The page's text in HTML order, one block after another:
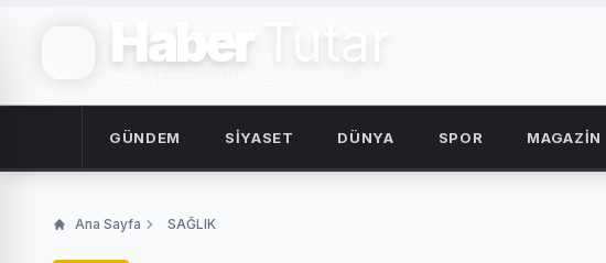
Haber Tutar
GÜNDEM SİYASET DÜNYA SPOR MAGAZİN
Ana Sayfa SAĞLIK